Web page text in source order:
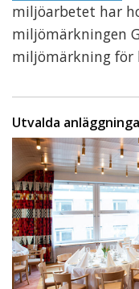
miljöarbetet har
miljömärkningen
miljömärkning för
Utvalda